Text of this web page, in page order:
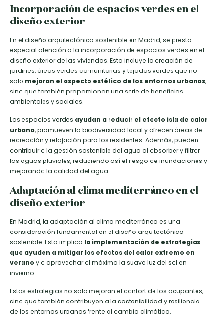
Incorporación de espacios verdes en el
diseño exterior
En el diseño arquitectónico sostenible en Madrid, se presta
especial atención a la incorporación de espacios verdes en el
diseño exterior de las viviendas. Esto incluye la creación de
jardines, áreas verdes comunitarias y tejados verdes que no
solo mejoran el aspecto estético de los entornos urbanos,
sino que también proporcionan una serie de beneficios
ambientales y sociales.
Los espacios verdes ayudan a reducir el efecto isla de calor
urbano, promueven la biodiversidad local y ofrecen áreas de
recreación y relajación para los residentes. Además, pueden
contribuir a la gestión sostenible del agua al absorber y filtrar
las aguas pluviales, reduciendo así el riesgo de inundaciones y
mejorando la calidad del agua.
Adaptación al clima mediterráneo en el
diseño exterior
En Madrid, la adaptación al clima mediterráneo es una
consideración fundamental en el diseño arquitectónico
sostenible. Esto implica la implementación de estrategias
que ayuden a mitigar los efectos del calor extremo en
verano y a aprovechar al máximo la suave luz del sol en
invierno.
Estas estrategias no solo mejoran el confort de los ocupantes,
sino que también contribuyen a la sostenibilidad y resiliencia
de los entornos urbanos frente al cambio climático.